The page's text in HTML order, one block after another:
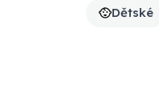
Dětské